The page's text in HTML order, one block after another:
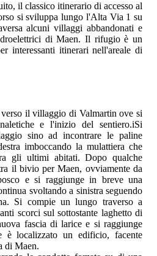
il classico itinerario di accesso al
si sviluppa lungo l'Alta Via 1 su
alcuni villaggi abbandonati e
di Maen. Il rifugio è un
interessanti itinerari nell'areale di
il villaggio di Valmartin ove si
e l'inizio del sentiero.iSi
sino ad incontrare le paline
imboccando la mulattiera che
gli ultimi abitati. Dopo qualche
il bivio per Maen, ovviamente da
e si raggiunge in breve una
svoltando a sinistra seguendo
Si compie un lungo traverso a
scorci sul sottostante laghetto di
fascia di larice e si raggiunge
è localizzato un edificio, facente
di Maen.